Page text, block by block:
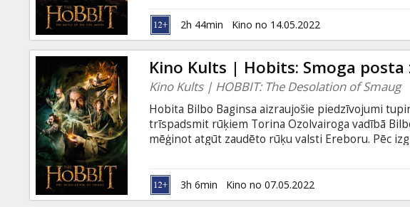
dusmas uz Ezera pilsētas neaizsargātajiem
apmiglojuši dārgumi, kuru dēļ viņš gatavs upurēt
filmu uz lielā ekrāna skatīsimies tās paplašinātajā
iepriekš kinoteātros nekad nav demonstrēta.
2h 44min Kino no 14.05.2022
Kino Kults | Hobits: Smoga posta
Kino Kults | HOBBIT: The Desolation of Smaug
Hobita Bilbo Baginsa aizraujošie piedzīvojumi
trīspadsmit rūķiem Torina Ozolvairoga vadībā
mēģinot atgūt zaudēto rūķu valsti Ereboru. Pēc
Vientuļo kalnu. Tur viņus sagaida lielākas
radībām, kas pārbaudīs ne tikai viņu drosmi, bet
Smogs.
3h 6min Kino no 07.05.2022